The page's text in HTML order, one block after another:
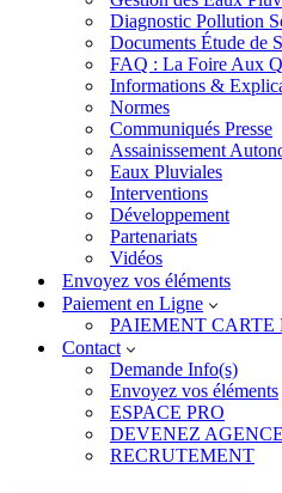
Diagnostic Pollution
Documents Étude de
FAQ : La Foire Aux
Informations &
Normes
Communiqués Presse
Assainissement
Eaux Pluviales
Interventions
Développement
Partenariats
Vidéos
Envoyez vos éléments
Paiement en Ligne
PAIEMENT CARTE
Contact
Demande Info(s)
Envoyez vos éléments
ESPACE PRO
DEVENEZ AGENCE
RECRUTEMENT